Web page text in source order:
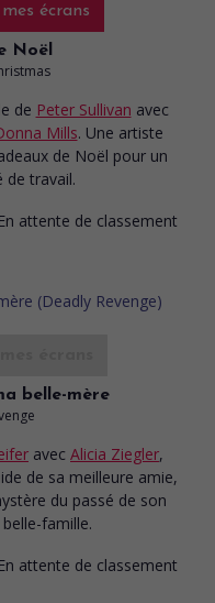
écrans
Noël
de Peter Sullivan avec
Mills. Une artiste
de Noël pour un
de travail.
belle-mère
avec Alicia Ziegler,
de sa meilleure amie,
du passé de son
famille.